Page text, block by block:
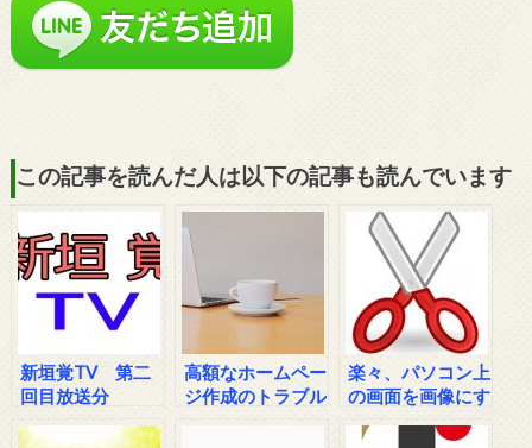
この記事を読んだ人は以下の記事も読んでいます
新垣覚TV 第二
回目放送分
高額なホームペー
ジ作成のトラブル
楽々、パソコン上
の画面を画像にす